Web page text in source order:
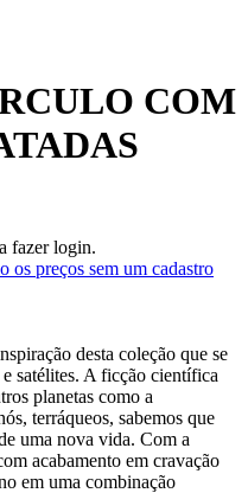
COM
fazer login.
os preços sem um cadastro
desta coleção que se
satélites. A ficção científica
planetas como a
terráqueos, sabemos que
uma nova vida. Com a
acabamento em cravação
em uma combinação